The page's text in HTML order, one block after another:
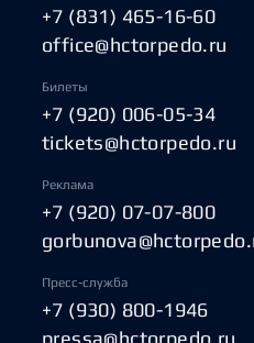
+7 (831) 465-16-60
office@hctorpedo.ru
Билеты
+7 (920) 006-05-34
tickets@hctorpedo.ru
Реклама
+7 (920) 07-07-800
Пресс-служба
+7 (930) 800-1946
pressa@hctorpedo.ru